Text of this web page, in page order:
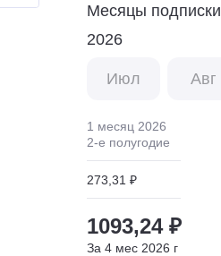
Месяцы подписки
2026
Июл Авг
1 месяц 2026
2-е полугодие
273,31 ₽
1093,24 ₽
За 4 мес 2026 г